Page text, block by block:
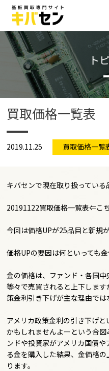
ト
買取価格一覧表
2019.11.25 買取価格一覧
キバセンで現在取り扱っている
20191122買取価格一覧表⇐こ
今回は価格UPが25品目と新規
価格UPの要因は何といっても金
金の価格は、ファンド・各国
等々で売買されると上下しま
策金利引き下げが主な理由では
アメリカ政策金利の引き下げ
かもしれませんよーという合
ンドや投資家がアメリカ国債
る金を購入した結果、金価格
ります。